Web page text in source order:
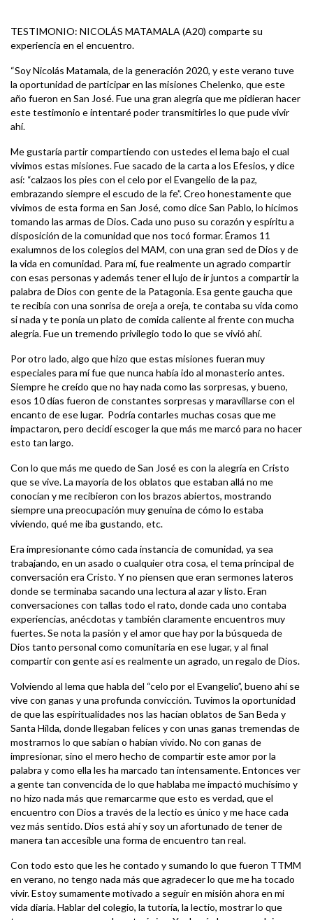
TESTIMONIO: NICOLÁS MATAMALA (A20) comparte su
experiencia en el encuentro.
“Soy Nicolás Matamala, de la generación 2020, y este verano tuve
la oportunidad de participar en las misiones Chelenko, que este
año fueron en San José. Fue una gran alegría que me pidieran hacer
este testimonio e intentaré poder transmitirles lo que pude vivir
ahí.
Me gustaría partir compartiendo con ustedes el lema bajo el cual
vivimos estas misiones. Fue sacado de la carta a los Efesios, y dice
así: “calzaos los pies con el celo por el Evangelio de la paz,
embrazando siempre el escudo de la fe”. Creo honestamente que
vivimos de esta forma en San José, como dice San Pablo, lo hicimos
tomando las armas de Dios. Cada uno puso su corazón y espíritu a
disposición de la comunidad que nos tocó formar. Éramos 11
exalumnos de los colegios del MAM, con una gran sed de Dios y de
la vida en comunidad. Para mí, fue realmente un agrado compartir
con esas personas y además tener el lujo de ir juntos a compartir la
palabra de Dios con gente de la Patagonia. Esa gente gaucha que
te recibía con una sonrisa de oreja a oreja, te contaba su vida como
si nada y te ponía un plato de comida caliente al frente con mucha
alegría. Fue un tremendo privilegio todo lo que se vivió ahí.
Por otro lado, algo que hizo que estas misiones fueran muy
especiales para mí fue que nunca había ido al monasterio antes.
Siempre he creído que no hay nada como las sorpresas, y bueno,
esos 10 días fueron de constantes sorpresas y maravillarse con el
encanto de ese lugar. Podría contarles muchas cosas que me
impactaron, pero decidí escoger la que más me marcó para no hacer
esto tan largo.
Con lo que más me quedo de San José es con la alegría en Cristo
que se vive. La mayoría de los oblatos que estaban allá no me
conocían y me recibieron con los brazos abiertos, mostrando
siempre una preocupación muy genuina de cómo lo estaba
viviendo, qué me iba gustando, etc.
Era impresionante cómo cada instancia de comunidad, ya sea
trabajando, en un asado o cualquier otra cosa, el tema principal de
conversación era Cristo. Y no piensen que eran sermones lateros
donde se terminaba sacando una lectura al azar y listo. Eran
conversaciones con tallas todo el rato, donde cada uno contaba
experiencias, anécdotas y también claramente encuentros muy
fuertes. Se nota la pasión y el amor que hay por la búsqueda de
Dios tanto personal como comunitaria en ese lugar, y al final
compartir con gente así es realmente un agrado, un regalo de Dios.
Volviendo al lema que habla del “celo por el Evangelio”, bueno ahí se
vive con ganas y una profunda convicción. Tuvimos la oportunidad
de que las espiritualidades nos las hacían oblatos de San Beda y
Santa Hilda, donde llegaban felices y con unas ganas tremendas de
mostrarnos lo que sabían o habían vivido. No con ganas de
impresionar, sino el mero hecho de compartir este amor por la
palabra y como ella les ha marcado tan intensamente. Entonces ver
a gente tan convencida de lo que hablaba me impactó muchísimo y
no hizo nada más que remarcarme que esto es verdad, que el
encuentro con Dios a través de la lectio es único y me hace cada
vez más sentido. Dios está ahí y soy un afortunado de tener de
manera tan accesible una forma de encuentro tan real.
Con todo esto que les he contado y sumando lo que fueron TTMM
en verano, no tengo nada más que agradecer lo que me ha tocado
vivir. Estoy sumamente motivado a seguir en misión ahora en mi
vida diaria. Hablar del colegio, la tutoría, la lectio, mostrar lo que